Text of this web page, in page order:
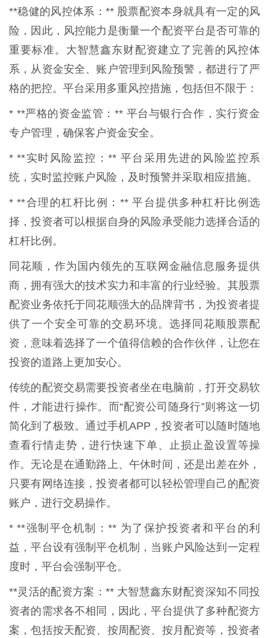
**稳健的风控体系：** 股票配资本身就具有一定的风
险，因此，风控能力是衡量一个配资平台是否可靠的
重要标准。大智慧鑫东财配资建立了完善的风控体
系，从资金安全、账户管理到风险预警，都进行了严
格的把控。平台采用多重风控措施，包括但不限于：
* **严格的资金监管：** 平台与银行合作，实行资金
专户管理，确保客户资金安全。
* **实时风险监控：** 平台采用先进的风险监控系
统，实时监控账户风险，及时预警并采取相应措施。
* **合理的杠杆比例：** 平台提供多种杠杆比例选
择，投资者可以根据自身的风险承受能力选择合适的
杠杆比例。
同花顺，作为国内领先的互联网金融信息服务提供
商，拥有强大的技术实力和丰富的行业经验。其股票
配资业务依托于同花顺强大的品牌背书，为投资者提
供了一个安全可靠的交易环境。选择同花顺股票配
资，意味着选择了一个值得信赖的合作伙伴，让您在
投资的道路上更加安心。
传统的配资交易需要投资者坐在电脑前，打开交易软
件，才能进行操作。而“配资公司随身行”则将这一切
简化到了极致。通过手机APP，投资者可以随时随地
查看行情走势，进行快速下单、止损止盈设置等操
作。无论是在通勤路上、午休时间，还是出差在外，
只要有网络连接，投资者都可以轻松管理自己的配资
账户，进行交易操作。
* **强制平仓机制：** 为了保护投资者和平台的利
益，平台设有强制平仓机制，当账户风险达到一定程
度时，平台会强制平仓。
**灵活的配资方案：** 大智慧鑫东财配资深知不同投
资者的需求各不相同，因此，平台提供了多种配资方
案，包括按天配资、按周配资、按月配资等，投资者